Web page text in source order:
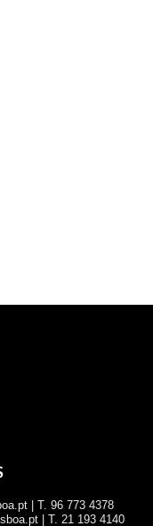
| T. 96 773 4378
| T. 21 193 4140